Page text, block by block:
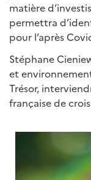
matière
permettra
pour l’après
Stéphane
et
Trésor,
française de